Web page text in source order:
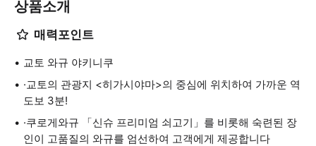
상품소개
매력포인트
교토 와규 야키니쿠
·교토의 관광지 <히가시야마>의 중심에 위치하여 가까운 역
도보 3분!
·쿠로게와규 「신슈 프리미엄 쇠고기」를 비롯해 숙련된 장
인이 고품질의 와규를 엄선하여 고객에게 제공합니다